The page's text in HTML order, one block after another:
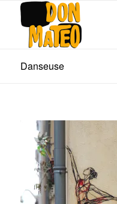
Danseuse